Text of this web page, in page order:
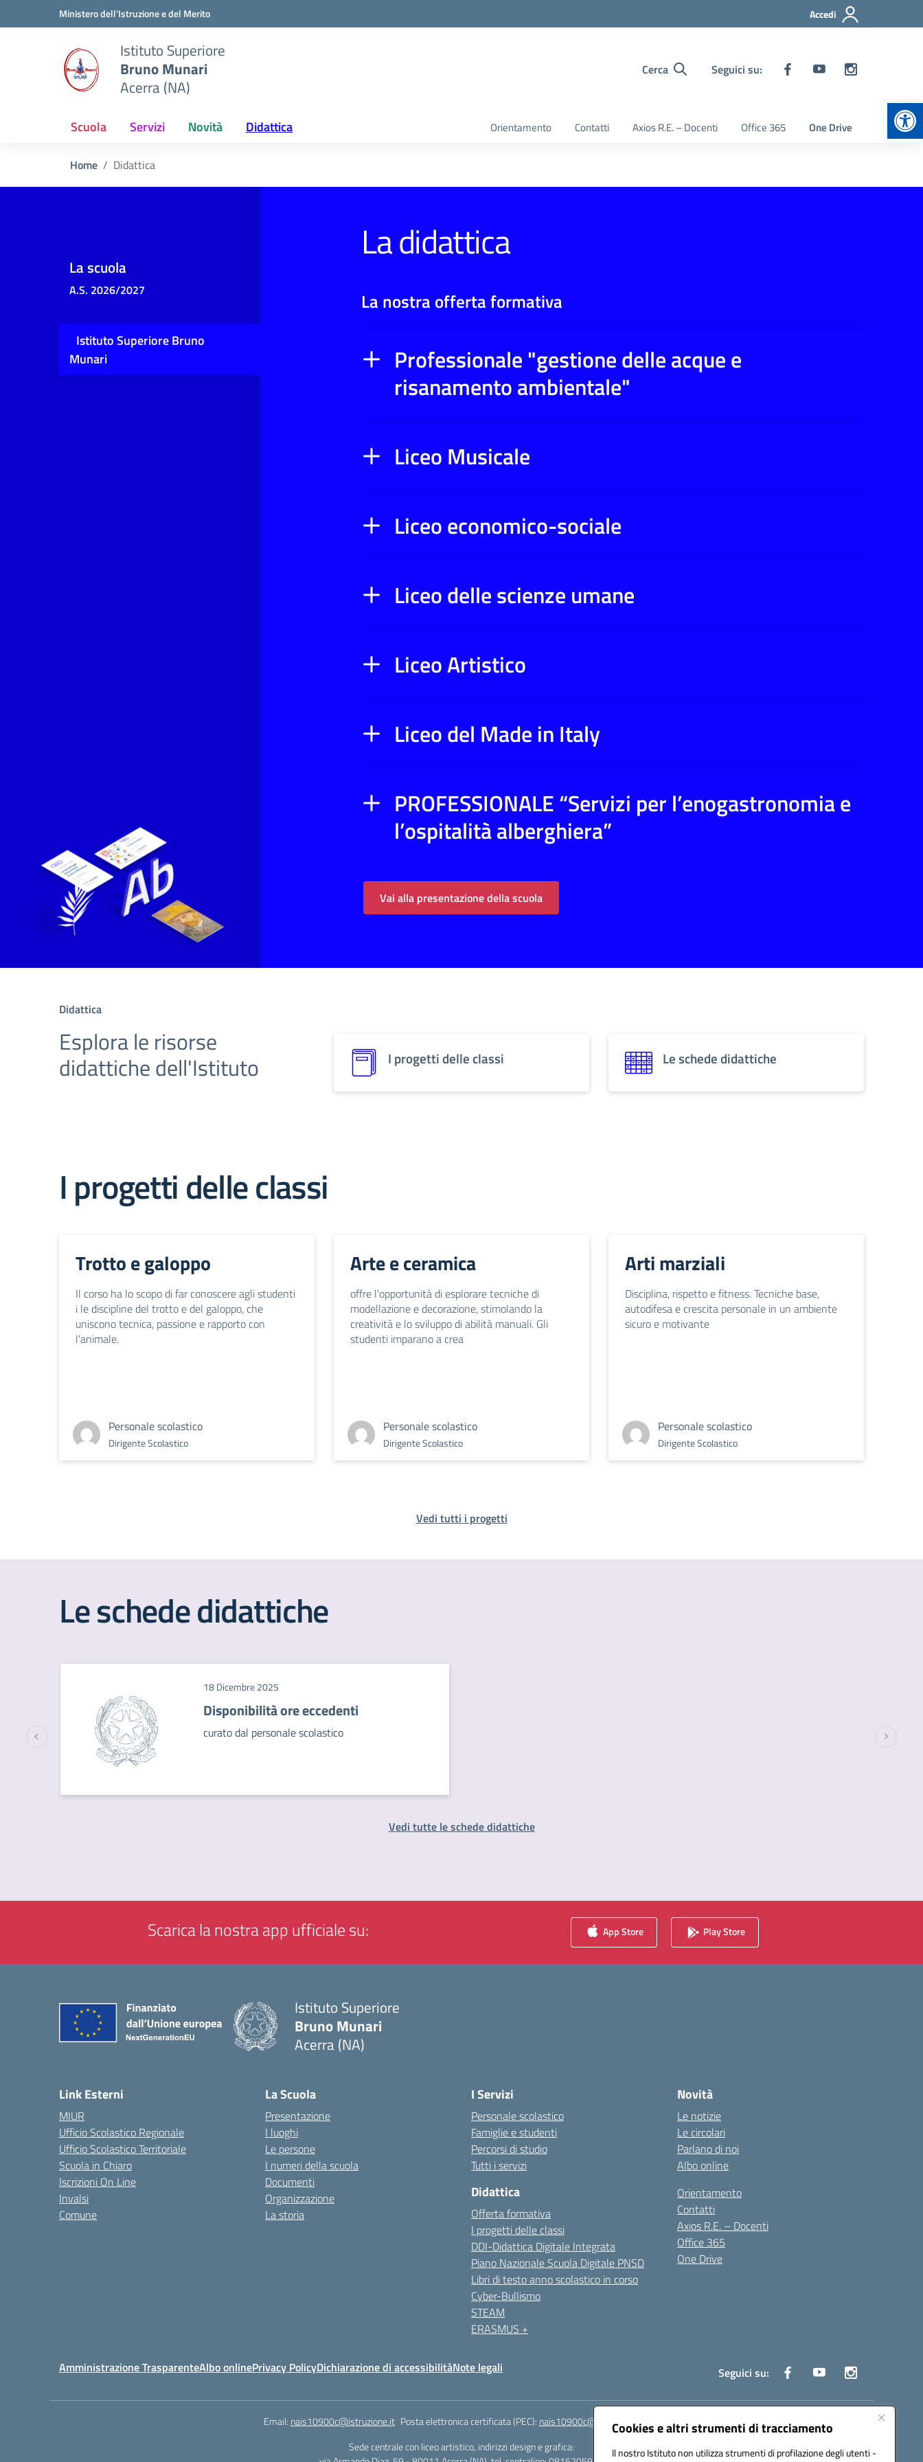
Cookies e altri strumenti di tracciamento
Il nostro Istituto non utilizza strumenti di profilazione degli utenti -
Vai ai contenuti
Vai al menu di navigazioneMinistero dell'Istruzione e del Merito Accedi
Istituto Superiore
Bruno Munari
Acerra (NA)
Cerca Seguici su:
Scuola Servizi Novità Didattica Orientamento Contatti Axios R.E. – Docenti Office 365 One Drive
Home Didattica
La didattica
La nostra offerta formativa
La scuola
A.S. 2026/2027
Istituto Superiore Bruno
Munari
Professionale "gestione delle acque e
risanamento ambientale"
Liceo Musicale
Liceo economico-sociale
Liceo delle scienze umane
Liceo Artistico
Liceo del Made in Italy
PROFESSIONALE “Servizi per l’enogastronomia e
l’ospitalità alberghiera”
Vai alla presentazione della scuola
Didattica
Esplora le risorse
didattiche dell'Istituto I progetti delle classi Le schede didattiche
I progetti delle classi
Trotto e galoppo
Il corso ha lo scopo di far conoscere agli studenti
i le discipline del trotto e del galoppo, che
uniscono tecnica, passione e rapporto con
l’animale.
Personale scolastico
Dirigente Scolastico
Arte e ceramica
offre l'opportunità di esplorare tecniche di
modellazione e decorazione, stimolando la
creatività e lo sviluppo di abilità manuali. Gli
studenti imparano a crea
Personale scolastico
Dirigente Scolastico
Arti marziali
Disciplina, rispetto e fitness. Tecniche base,
autodifesa e crescita personale in un ambiente
sicuro e motivante
Personale scolastico
Dirigente Scolastico
Vedi tutti i progetti
Le schede didattiche
18 Dicembre 2025
Disponibilità ore eccedenti
curato dal personale scolastico
Vedi tutte le schede didattiche
Scarica la nostra app ufficiale su: App Store Play Store
Istituto Superiore
Bruno Munari
Acerra (NA)
Link Esterni
MIUR
Ufficio Scolastico Regionale
Ufficio Scolastico Territoriale
Scuola in Chiaro
Iscrizioni On Line
Invalsi
Comune
La Scuola
Presentazione
I luoghi
Le persone
I numeri della scuola
Documenti
Organizzazione
La storia
I Servizi
Personale scolastico
Famiglie e studenti
Percorsi di studio
Tutti i servizi
Didattica
Offerta formativa
I progetti delle classi
DDI-Didattica Digitale Integrata
Piano Nazionale Scuola Digitale PNSD
Libri di testo anno scolastico in corso
Cyber-Bullismo
STEAM
ERASMUS +
Novità
Le notizie
Le circolari
Parlano di noi
Albo online
Orientamento
Contatti
Axios R.E. – Docenti
Office 365
One Drive
Amministrazione TrasparenteAlbo onlinePrivacy PolicyDichiarazione di accessibilitàNote legali Seguici su:
Email: nais10900c@istruzione.it Posta elettronica certificata (PEC): nais10900c@pec.istruzione.it
Sede centrale con liceo artistico, indirizzi design e grafica: